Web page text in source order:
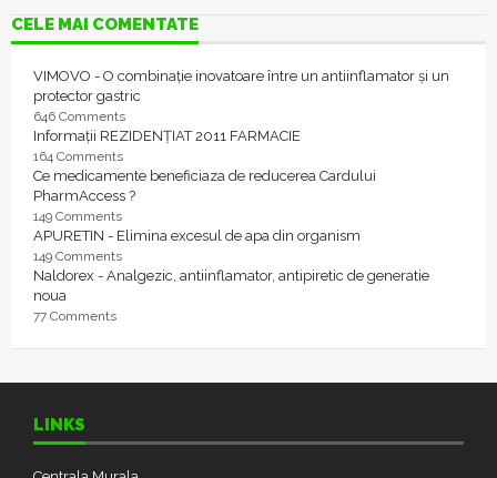
CELE MAI COMENTATE
VIMOVO - O combinație inovatoare între un antiinflamator și un
protector gastric
646 Comments
Informații REZIDENȚIAT 2011 FARMACIE
164 Comments
Ce medicamente beneficiaza de reducerea Cardului
PharmAccess ?
149 Comments
APURETIN - Elimina excesul de apa din organism
149 Comments
Naldorex - Analgezic, antiinflamator, antipiretic de generatie
noua
77 Comments
LINKS